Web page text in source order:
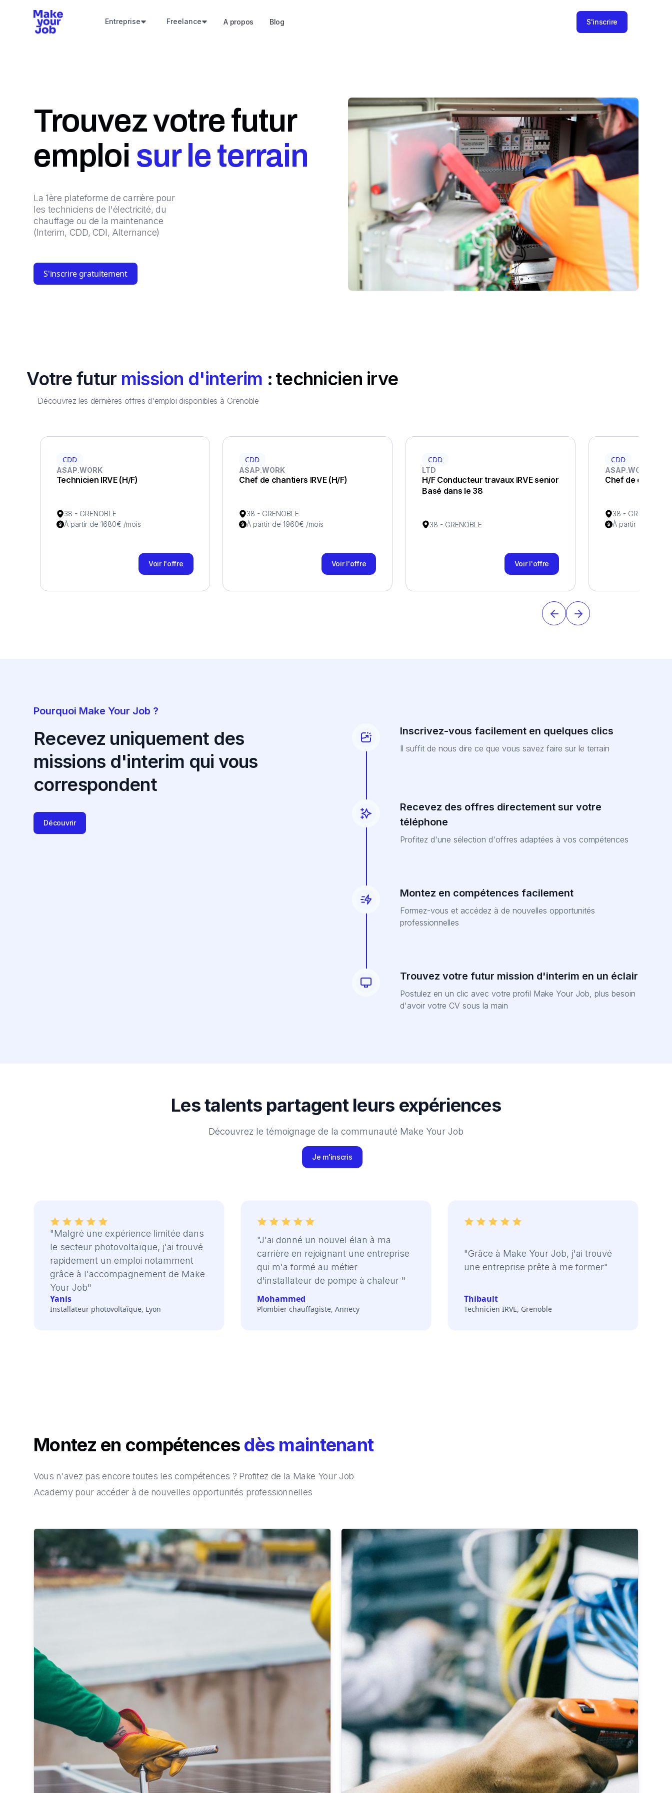
Entreprise Freelance A propos Blog S'inscrire
Trouvez votre futur
emploi sur le terrain
La 1ère plateforme de carrière pour
les techniciens de l'électricité, du
chauffage ou de la maintenance
(Interim, CDD, CDI, Alternance)
S'inscrire gratuitement
Votre futur mission d'interim : technicien irve
Découvrez les dernières offres d'emploi disponibles à Grenoble
CDD
ASAP.WORK
Technicien IRVE (H/F)
38 - GRENOBLE
À partir de 1680€ /mois
Voir l'offre
CDD
ASAP.WORK
Chef de chantiers IRVE (H/F)
38 - GRENOBLE
À partir de 1960€ /mois
Voir l'offre
CDD
LTD
H/F Conducteur travaux IRVE senior
Basé dans le 38
38 - GRENOBLE
Voir l'offre
CDD
ASAP.WORK
Chef de
38 - GRENOBLE
À partir de 1960€
Pourquoi Make Your Job ?
Recevez uniquement des
missions d'interim qui vous
correspondent
Découvrir
Inscrivez-vous facilement en quelques clics
Il suffit de nous dire ce que vous savez faire sur le terrain
Recevez des offres directement sur votre
téléphone
Profitez d'une sélection d'offres adaptées à vos compétences
Montez en compétences facilement
Formez-vous et accédez à de nouvelles opportunités
professionnelles
Trouvez votre futur mission d'interim en un éclair
Postulez en un clic avec votre profil Make Your Job, plus besoin
d'avoir votre CV sous la main
Les talents partagent leurs expériences
Découvrez le témoignage de la communauté Make Your Job
Je m'inscris
"Malgré une expérience limitée dans
le secteur photovoltaïque, j'ai trouvé
rapidement un emploi notamment
grâce à l'accompagnement de Make
Your Job"
Yanis
Installateur photovoltaïque, Lyon
"J'ai donné un nouvel élan à ma
carrière en rejoignant une entreprise
qui m'a formé au métier
d'installateur de pompe à chaleur "
Mohammed
Plombier chauffagiste, Annecy
"Grâce à Make Your Job, j'ai trouvé
une entreprise prête à me former"
Thibault
Technicien IRVE, Grenoble
Montez en compétences dès maintenant
Vous n'avez pas encore toutes les compétences ? Profitez de la Make Your Job
Academy pour accéder à de nouvelles opportunités professionnelles